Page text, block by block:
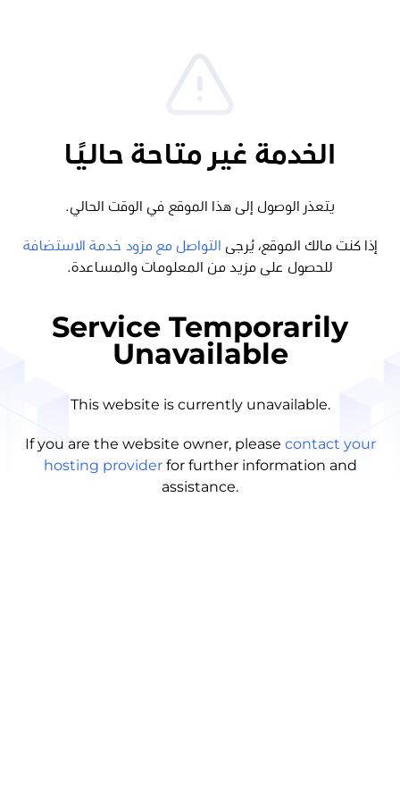
الخدمة غير متاحة حاليًا
يتعذر الوصول إلى هذا الموقع في الوقت الحالي.
إذا كنت مالك الموقع، يُرجى
التواصل مع مزود خدمة الاستضافة
للحصول على مزيد من المعلومات والمساعدة.
Service Temporarily
Unavailable
This website is currently unavailable.
If you are the website owner, please contact your
hosting provider for further information and
assistance.